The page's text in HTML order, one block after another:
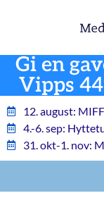
Gi en
Vipps
12. august:
4.-6. sep:
31. okt-1. nov: